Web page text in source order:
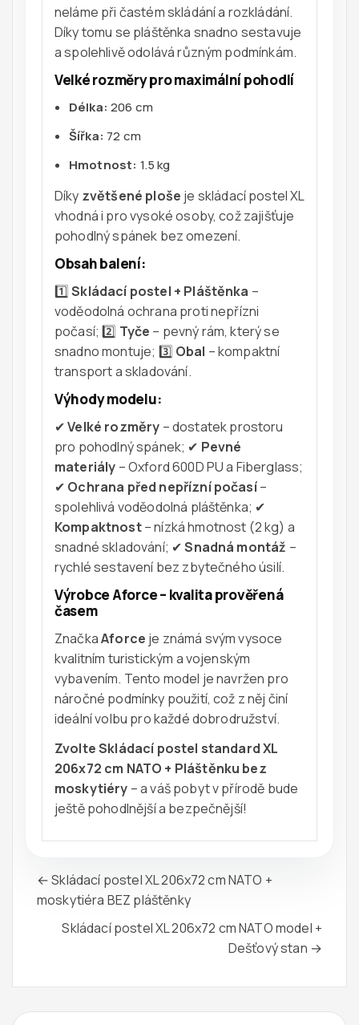
neláme při častém skládání a rozkládání.
Díky tomu se pláštěnka snadno sestavuje
a spolehlivě odolává různým podmínkám.
Velké rozměry pro maximální pohodlí
Délka: 206 cm
Šířka: 72 cm
Hmotnost: 1.5 kg
Díky zvětšené ploše je skládací postel XL
vhodná i pro vysoké osoby, což zajišťuje
pohodlný spánek bez omezení.
Obsah balení:
1️⃣Skládací postel + Pláštěnka –
voděodolná ochrana proti nepřízni
počasí; 2️⃣ Tyče – pevný rám, který se
snadno montuje; 3️⃣ Obal – kompaktní
transport a skladování.
Výhody modelu:
✔Velké rozměry – dostatek prostoru
pro pohodlný spánek; ✔ Pevné
materiály – Oxford 600D PU a Fiberglass;
✔ Ochrana před nepřízní počasí–
spolehlivá voděodolná pláštěnka; ✔
Kompaktnost– nízká hmotnost (2 kg) a
snadné skladování; ✔Snadná montáž –
rychlé sestavení bez zbytečného úsilí.
Výrobce Aforce – kvalita prověřená
časem
ZnačkaAforce je známá svým vysoce
kvalitním turistickým a vojenským
vybavením. Tento model je navržen pro
náročné podmínky použití, což z něj činí
ideální volbu pro každé dobrodružství.
Zvolte Skládací postel standard XL
206x72 cm NATO + Pláštěnku bez
moskytiéry – a váš pobyt v přírodě bude
ještě pohodlnější a bezpečnější!
← Skládací postel XL 206x72 cm NATO +
moskytiéra BEZ pláštěnky
Skládací postel XL 206x72 cm NATO model +
Dešťový stan →